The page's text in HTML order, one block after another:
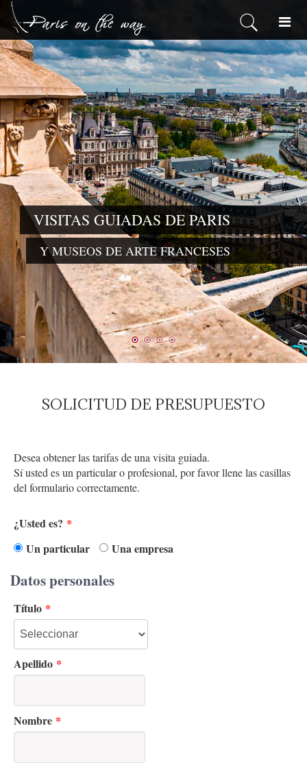
VISITAS GUIADAS DE PARIS
Y MUSEOS DE ARTE FRANCESES
SOLICITUD DE PRESUPUESTO
Desea obtener las tarifas de una visita guiada.
Sí usted es un particular o profesional, por favor llene las casillas
del formulario correctamente.
¿Usted es? *
Un particular
Una empresa
Datos personales
Título *
Apellido *
Nombre *